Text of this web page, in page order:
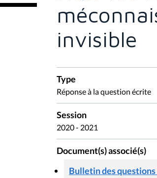
invisible
Type
Réponse à la question écrite
Session
2020 - 2021
Document(s) associé(s)
Bulletin des questions